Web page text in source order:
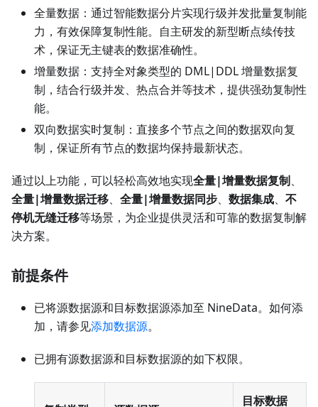
全量数据：通过智能数据分片实现行级并发批量复制能
力，有效保障复制性能。自主研发的新型断点续传技
术，保证无主键表的数据准确性。
增量数据：支持全对象类型的 DML|DDL 增量数据复
制，结合行级并发、热点合并等技术，提供强劲复制性
能。
双向数据实时复制：直接多个节点之间的数据双向复
制，保证所有节点的数据均保持最新状态。
通过以上功能，可以轻松高效地实现全量|增量数据复制、
全量|增量数据迁移、 全量|增量数据同步、 数据集成、 不
停机无缝迁移等场景，为企业提供灵活和可靠的数据复制解
决方案。
前提条件
已将源数据源和目标数据源添加至 NineData。如何添
加，请参见添加数据源。
已拥有源数据源和目标数据源的如下权限。
目标数据